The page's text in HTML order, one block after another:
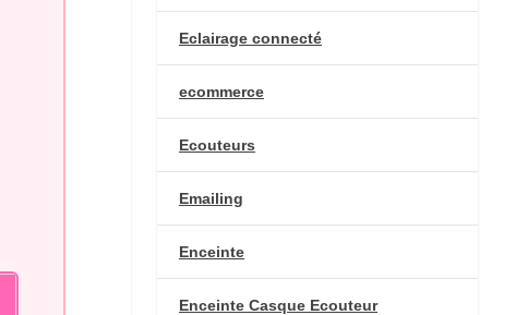
Eclairage connecté
ecommerce
Ecouteurs
Emailing
Enceinte
Enceinte Casque Ecouteur